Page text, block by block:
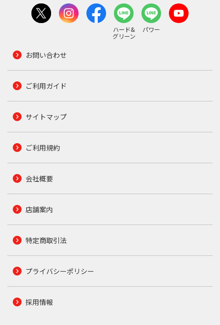
ハード&
グリーン
パワー
お問い合わせ
ご利用ガイド
サイトマップ
ご利用規約
会社概要
店舗案内
特定商取引法
プライバシーポリシー
採用情報